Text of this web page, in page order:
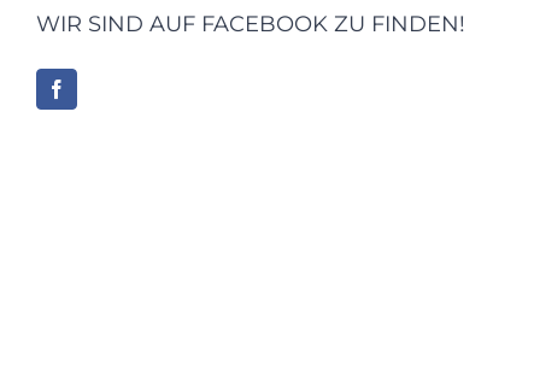
WIR SIND AUF FACEBOOK ZU FINDEN!